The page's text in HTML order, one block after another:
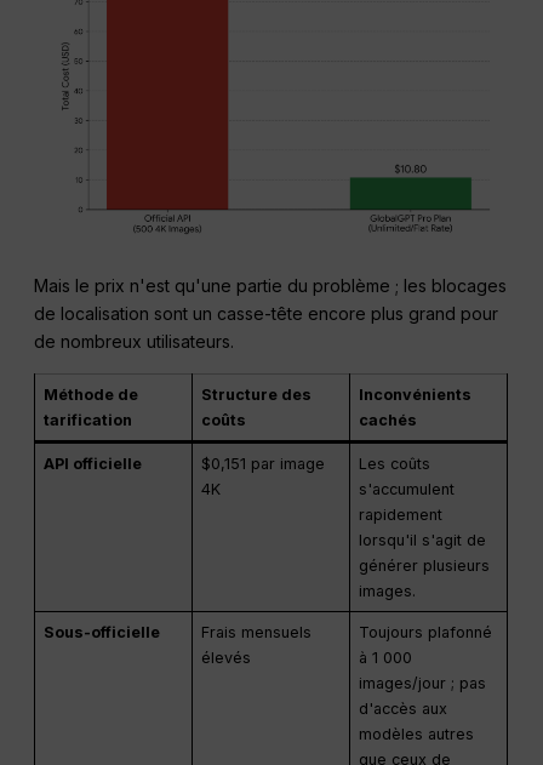
Mais le prix n'est qu'une partie du problème ; les blocages
de localisation sont un casse-tête encore plus grand pour
de nombreux utilisateurs.
Méthode de
tarification
Structure des
coûts
Inconvénients
cachés
API officielle
$0,151 par image
4K
Les coûts
s'accumulent
rapidement
lorsqu'il s'agit de
générer plusieurs
images.
Sous-officielle
Frais mensuels
élevés
Toujours plafonné
à 1 000
images/jour ; pas
d'accès aux
modèles autres
que ceux de